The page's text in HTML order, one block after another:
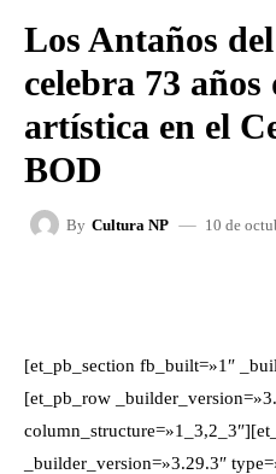
Los Antaños
celebra 73 años
artística en el
BOD
By Cultura NP 10 de
[et_pb_section fb_built=»1″
[et_pb_row
_builder_version=»3.29.3″